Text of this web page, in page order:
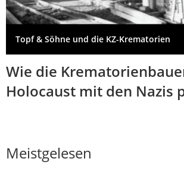
Topf & Söhne und die KZ-Krematorien
Wie die
Holocaust mit den Nazis
Meistgelesen